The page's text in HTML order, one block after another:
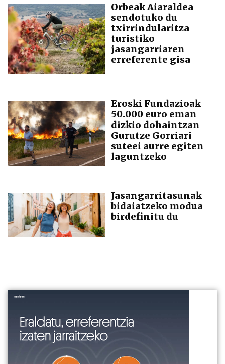
Orbeak Aiaraldea
sendotuko du
txirrindularitza
turistiko
jasangarriaren
erreferente gisa
Eroski Fundazioak
50.000 euro eman
dizkio dohaintzan
Gurutze Gorriari
suteei aurre egiten
laguntzeko
Jasangarritasunak
bidaiatzeko modua
birdefinitu du